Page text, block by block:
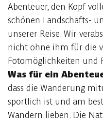
Abenteuer, den Kopf
schönen Landschafts-
unserer Reise. Wir
nicht ohne ihm für die
Fotomöglichkeiten und
Was für ein
dass die Wanderung
sportlich ist und am
Wandern lieben. Die